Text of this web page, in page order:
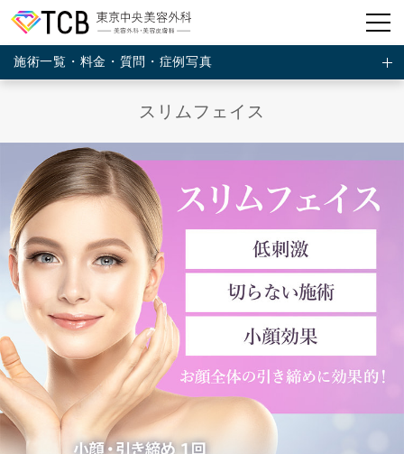
施術一覧・料金・質問・症例写真
スリムフェイス